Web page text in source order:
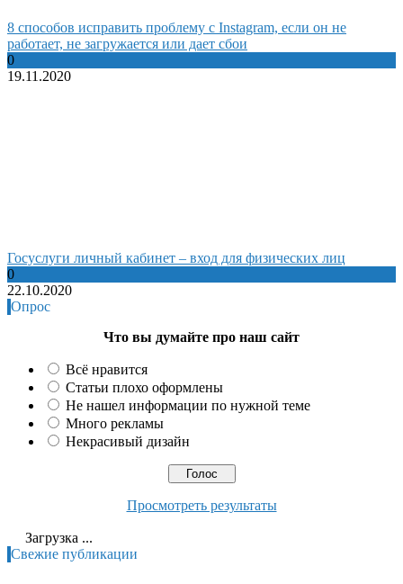
8 способов исправить проблему с Instagram, если он не
работает, не загружается или дает сбои
0
19.11.2020
Госуслуги личный кабинет – вход для физических лиц
0
22.10.2020
Опрос
Что вы думайте про наш сайт
Всё нравится
Статьи плохо оформлены
Не нашел информации по нужной теме
Много рекламы
Некрасивый дизайн
Просмотреть результаты
Загрузка ...
Свежие публикации